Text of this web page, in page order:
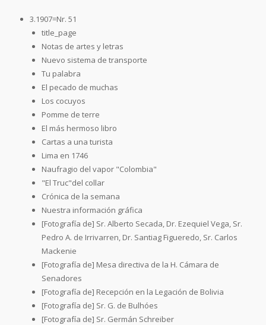
3.1907=Nr. 51
title_page
Notas de artes y letras
Nuevo sistema de transporte
Tu palabra
El pecado de muchas
Los cocuyos
Pomme de terre
El más hermoso libro
Cartas a una turista
Lima en 1746
Naufragio del vapor "Colombia"
"El Truc"del collar
Crónica de la semana
Nuestra información gráfica
[Fotografía de] Sr. Alberto Secada, Dr. Ezequiel Vega, Sr.
Pedro A. de Irrivarren, Dr. Santiag Figueredo, Sr. Carlos
Mackenie
[Fotografía de] Mesa directiva de la H. Cámara de
Senadores
[Fotografía de] Recepción en la Legación de Bolivia
[Fotografía de] Sr. G. de Bulhóes
[Fotografía de] Sr. Germán Schreiber